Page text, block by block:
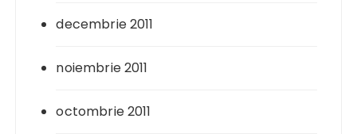
decembrie 2011
noiembrie 2011
octombrie 2011